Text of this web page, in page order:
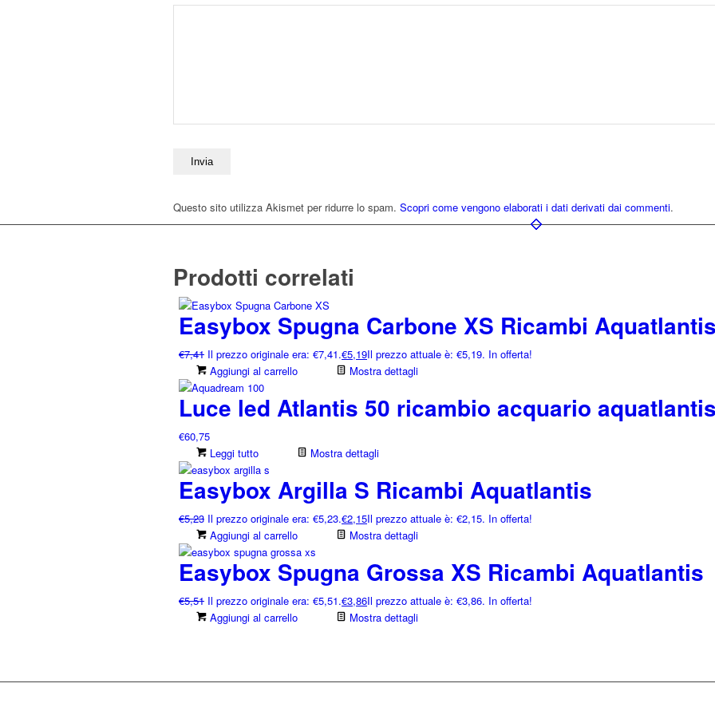
Questo sito utilizza Akismet per ridurre lo spam. Scopri come vengono elaborati i dati derivati dai commenti.
Prodotti correlati
Easybox Spugna Carbone XS Ricambi
€7,41 Il prezzo originale era: €7,41.€5,19Il prezzo attuale è: €5,19. In offerta!
Aggiungi al carrello
Mostra dettagli
Luce led Atlantis 50 ricambio acquario
€60,75
Leggi tutto
Mostra dettagli
Easybox Argilla S Ricambi Aquatlantis
€5,23 Il prezzo originale era: €5,23.€2,15Il prezzo attuale è: €2,15. In offerta!
Aggiungi al carrello
Mostra dettagli
Easybox Spugna Grossa XS Ricambi Aquatlantis
€5,51 Il prezzo originale era: €5,51.€3,86Il prezzo attuale è: €3,86. In offerta!
Aggiungi al carrello
Mostra dettagli